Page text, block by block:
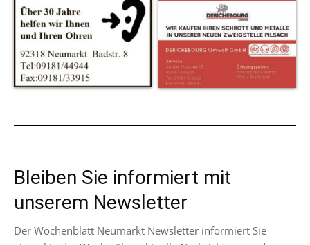
Bleiben Sie informiert mit
unserem Newsletter
Der Wochenblatt Neumarkt Newsletter informiert Sie